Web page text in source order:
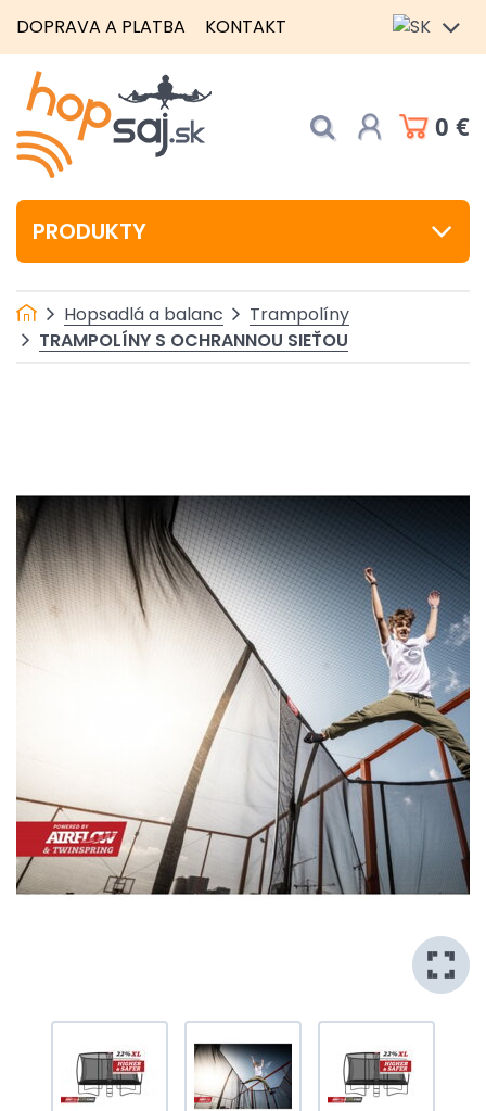
DOPRAVA A PLATBA KONTAKT
0 €
PRODUKTY
Hopsadlá a balanc
Trampolíny
TRAMPOLÍNY S OCHRANNOU SIEŤOU